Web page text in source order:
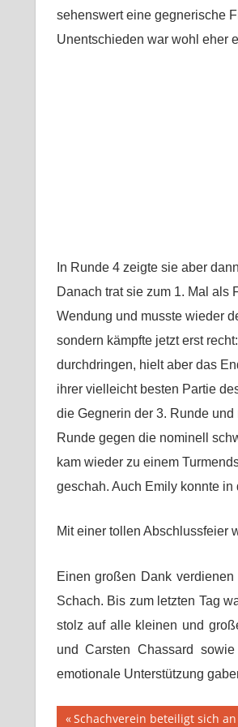
sehenswert eine gegnerische
Unentschieden war wohl eher
In Runde 4 zeigte sie aber
Danach trat sie zum 1. Mal als
Wendung und musste wieder
sondern kämpfte jetzt erst
durchdringen, hielt aber das
ihrer vielleicht besten Partie
die Gegnerin der 3. Runde
Runde gegen die nominell
kam wieder zu einem
geschah. Auch Emily konnte
Mit einer tollen Abschlussfeier
Einen großen Dank
Schach. Bis zum letzten Tag
stolz auf alle kleinen und
und Carsten Chassard
emotionale Unterstützung
Vorheriger
Schachverein beteiligt sich